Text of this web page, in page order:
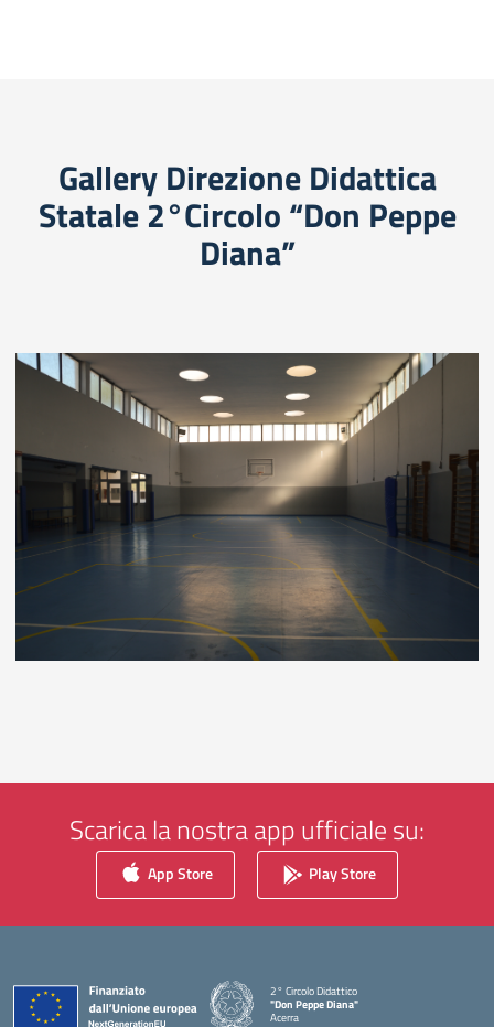
Gallery Direzione Didattica
Statale 2°Circolo “Don Peppe
Diana”
Scarica la nostra app ufficiale su:
App Store Play Store
2° Circolo Didattico
"Don Peppe Diana"
Acerra